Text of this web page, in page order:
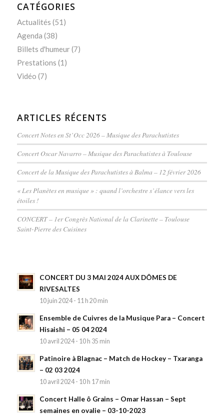
CATÉGORIES
Actualités (51)
Agenda (38)
Billets d'humeur(7)
Prestations (1)
Vidéo (7)
ARTICLES RÉCENTS
Concert Notes en St’Occ 2026 – Musique des Parachutistes
Concert Oscar Navarro – Musique des Parachutistes à Toulouse
Concert de la Musique des Parachutistes à Balma – 12 février 2026
« Les Planètes en musique » : quand l’orchestre s’élance vers les
étoiles !
CONCERT – 1er Congrès National de la Clarinette – Toulouse
Saint-Pierre des Cuisines
CONCERT DU 3 MAI 2024 AUX DÔMES DE
RIVESALTES
10 juin 2024 - 11 h 20 min
Ensemble de Cuivres de la Musique Para – Concert
Hisaishi – 05 04 2024
10 avril 2024 - 10 h 35 min
Patinoire à Blagnac – Match de Hockey – Txaranga
– 02 03 2024
10 avril 2024 - 10 h 17 min
Concert Halle ô Grains – Omar Hassan – Sept
semaines en ovalie – 03-10-2023